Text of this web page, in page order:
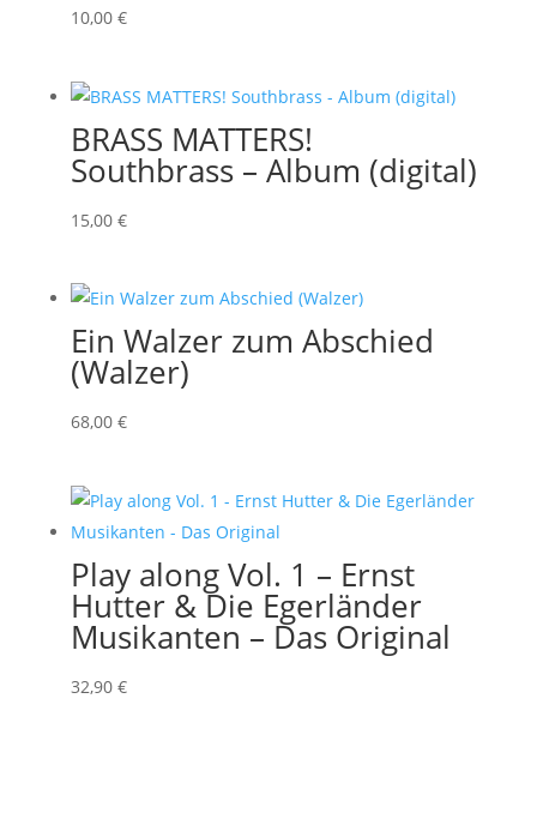
10,00 €
BRASS MATTERS!
Southbrass – Album (digital)
15,00 €
Ein Walzer zum Abschied
(Walzer)
68,00 €
Play along Vol. 1 – Ernst
Hutter & Die Egerländer
Musikanten – Das Original
32,90 €